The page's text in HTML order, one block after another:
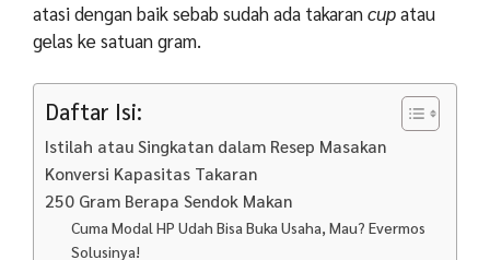
atasi dengan baik sebab sudah ada takarancupatau
gelas ke satuan gram.
Daftar Isi:
Istilah atau Singkatan dalam Resep Masakan
Konversi Kapasitas Takaran
250 Gram Berapa Sendok Makan
Cuma Modal HP Udah Bisa Buka Usaha, Mau? Evermos
Solusinya!